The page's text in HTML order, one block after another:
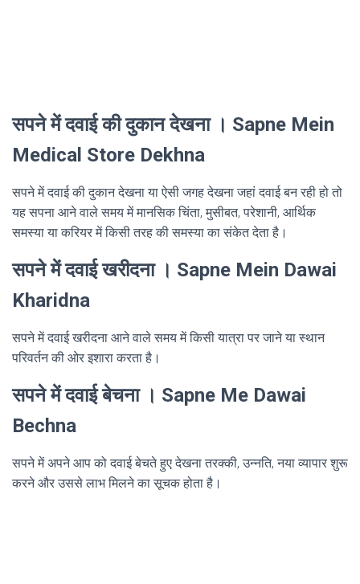
सपने में दवाई की दुकान देखना । Sapne Mein
Medical Store Dekhna
सपने में दवाई की दुकान देखना या ऐसी जगह देखना जहां दवाई बन रही हो तो
यह सपना आने वाले समय में मानसिक चिंता, मुसीबत, परेशानी, आर्थिक
समस्या या करियर में किसी तरह की समस्या का संकेत देता है।
सपने में दवाई खरीदना । Sapne Mein Dawai
Kharidna
सपने में दवाई खरीदना आने वाले समय में किसी यात्रा पर जाने या स्थान
परिवर्तन की ओर इशारा करता है।
सपने में दवाई बेचना । Sapne Me Dawai
Bechna
सपने में अपने आप को दवाई बेचते हुए देखना तरक्की, उन्नति, नया व्यापार शुरू
करने और उससे लाभ मिलने का सूचक होता है।